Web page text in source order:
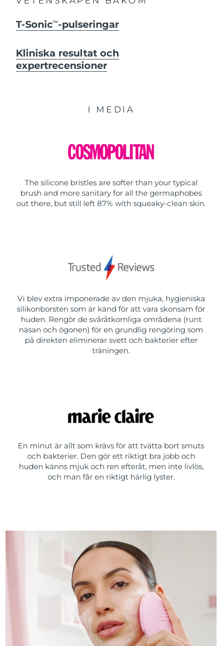
T-SonicTM -pulseringar
Kliniska resultat och
expertrecensioner
I MEDIA
The silicone bristles are softer than your typical
brush and more sanitary for all the germaphobes
out there, but still left 87% with squeaky-clean skin.
Vi blev extra imponerade av den mjuka, hygieniska
silikonborsten som är känd för att vara skonsam för
huden. Rengör de svåråtkomliga områdena (runt
näsan och ögonen) för en grundlig rengöring som
på direkten eliminerar svett och bakterier efter
träningen.
En minut är allt som krävs för att tvätta bort smuts
och bakterier. Den gör ett riktigt bra jobb och
huden känns mjuk och ren efteråt, men inte livlös,
och man får en riktigt härlig lyster.